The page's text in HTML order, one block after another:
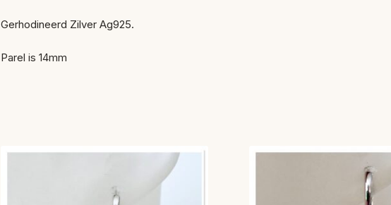
Gerhodineerd Zilver Ag925.
Parel is 14mm